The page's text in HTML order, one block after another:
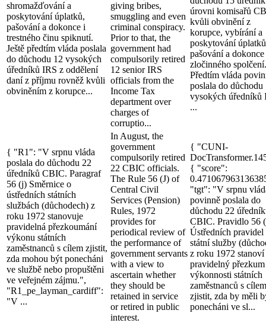
shromažďování a
poskytování úplatků,
pašování a dokonce i
trestného činu spiknutí.
Ještě předtím vláda poslala
do důchodu 12 vysokých
úředníků IRS z oddělení
daní z příjmu rovněž kvůli
obviněním z korupce...
giving bribes,
smuggling and even
criminal conspiracy.
Prior to that, the
government had
compulsorily retired
12 senior IRS
officials from the
Income Tax
department over
charges of
corruptio...
úrovni komisařů
kvůli obvinění z
korupce, vybírání a
poskytování
pašování a dokonce
zločinného spolčení.
Předtím vláda
poslala do důchodu
vysokých úředníků
...
{ "R1": "V srpnu vláda
poslala do důchodu 22
úředníků CBIC. Paragraf
56 (j) Směrnice o
ústředních státních
službách (důchodech) z
roku 1972 stanovuje
pravidelná přezkoumání
výkonu státních
zaměstnanců s cílem zjistit,
zda mohou být ponecháni
ve službě nebo propuštěni
ve veřejném zájmu.",
"R1_pe_layman_cardiff":
"V ...
In August, the
government
compulsorily retired
22 CBIC officials.
The Rule 56 (J) of
Central Civil
Services (Pension)
Rules, 1972
provides for
periodical review of
the performance of
government servants
with a view to
ascertain whether
they should be
retained in service
or retired in public
interest.
{ "CUNI-
{ "score":
"tgt": "V srpnu
povinně poslala do
důchodu 22
CBIC. Pravidlo 56
Ústředních pravidel
státní služby
z roku 1972 stanoví
pravidelný přezkum
výkonnosti státních
zaměstnanců s cílem
zjistit, zda by měli
ponecháni ve sl...